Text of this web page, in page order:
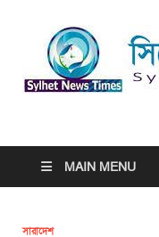
সিলেট
News
MAIN MENU
সারাদেশ